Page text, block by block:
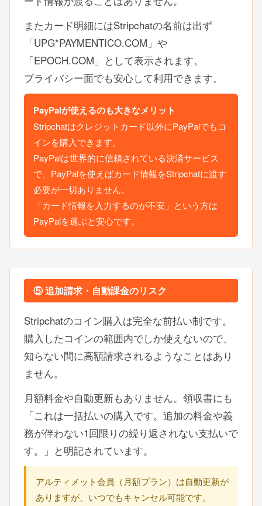
またカード明細にはStripchatの名前は出ず
「UPG*PAYMENTICO.COM」や
「EPOCH.COM」として表示されます。
プライバシー面でも安心して利用できます。
PayPalが使えるのも大きなメリット
Stripchatはクレジットカード以外にPayPalでもコ
インを購入できます。
PayPalは世界的に信頼されている決済サービス
で、PayPalを使えばカード情報をStripchatに渡す
必要が一切ありません。
「カード情報を入力するのが不安」という方は
PayPalを選ぶと安心です。
⑤ 追加請求・自動課金のリスク
Stripchatのコイン購入は完全な前払い制です。
購入したコインの範囲内でしか使えないので、
知らない間に高額請求されるようなことはあり
ません。
月額料金や自動更新もありません。領収書にも
「これは一括払いの購入です。追加の料金や義
務が伴わない1回限りの繰り返されない支払いで
す。」と明記されています。
アルティメット会員（月額プラン）は自動更新が
ありますが、いつでもキャンセル可能です。